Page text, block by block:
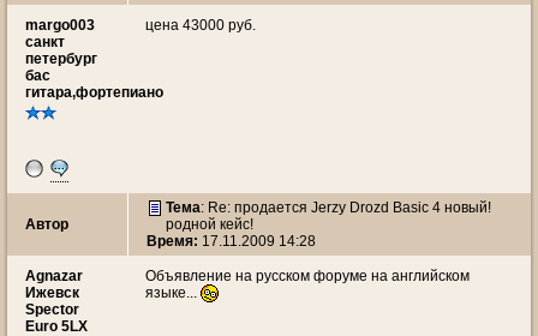
margo003
санкт
петербург
бас
гитара,фортепиано
цена 43000 руб.
Автор
Тема: Re: продается Jerzy Drozd Basic 4 новый!
родной кейс!
Время: 17.11.2009 14:28
Agnazar
Ижевск
Spector
Euro 5LX
Объявление на русском форуме на английском
языке...